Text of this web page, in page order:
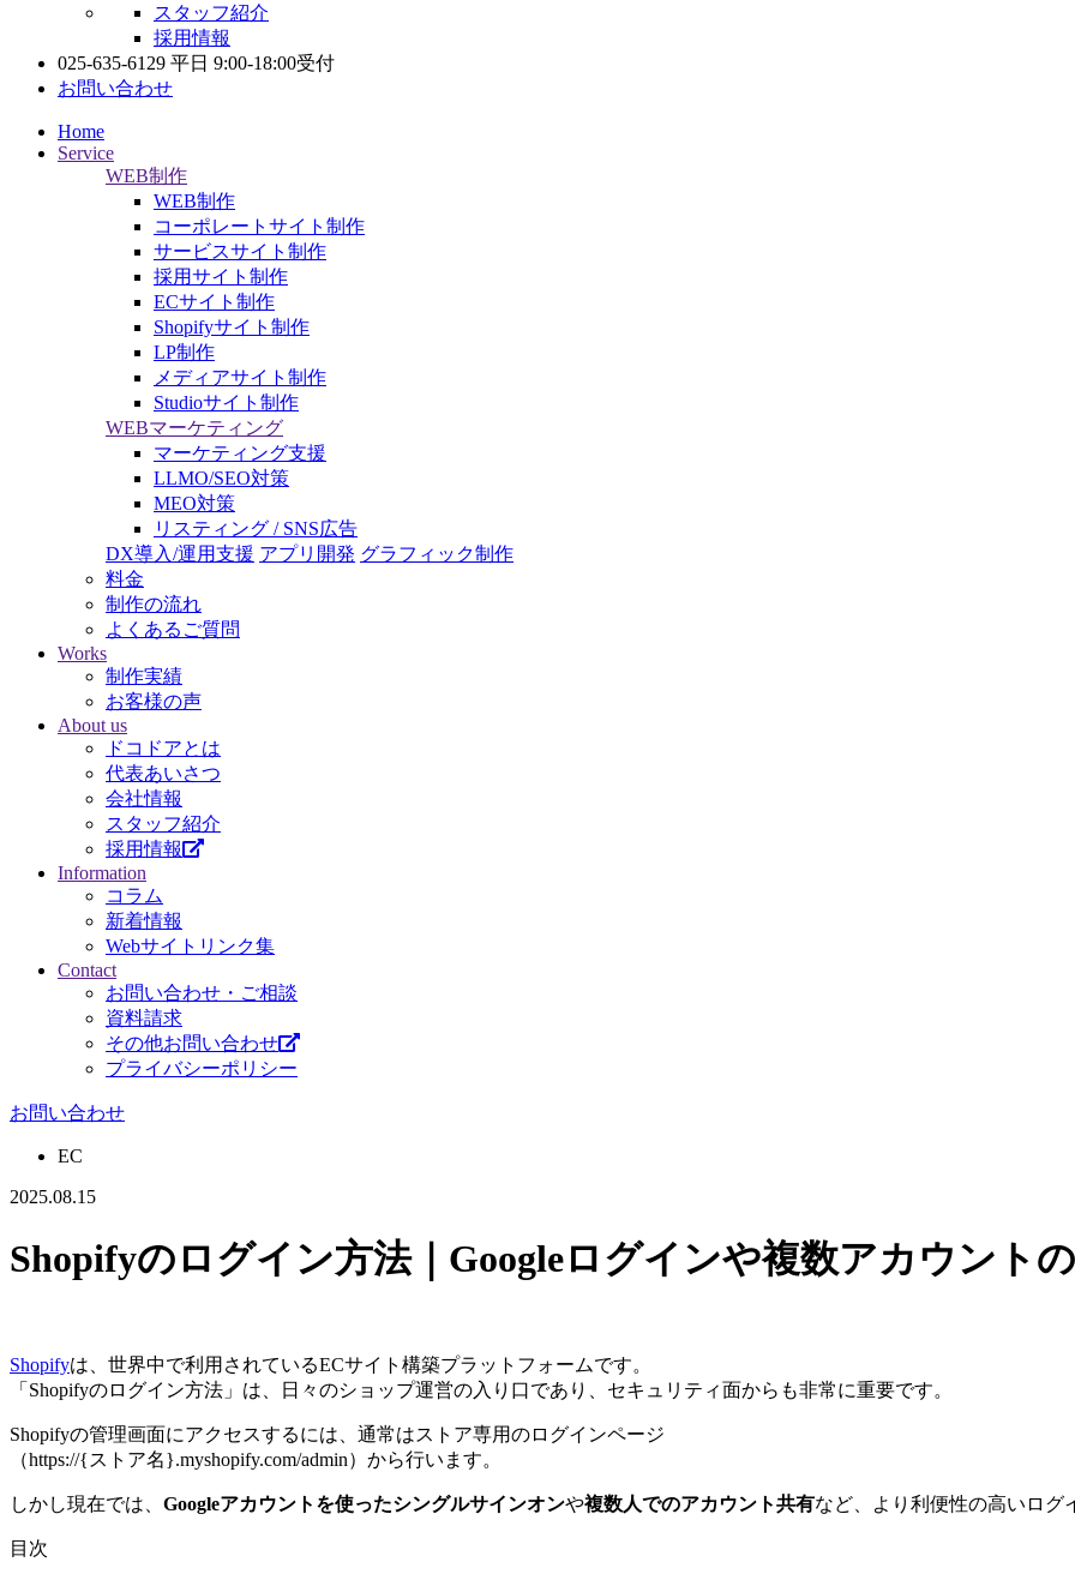
スタッフ紹介
採用情報
025-635-6129 平日 9:00-18:00受付
お問い合わせ
Home
Service
WEB制作
WEB制作
コーポレートサイト制作
サービスサイト制作
採用サイト制作
ECサイト制作
Shopifyサイト制作
LP制作
メディアサイト制作
Studioサイト制作
WEBマーケティング
マーケティング支援
LLMO/SEO対策
MEO対策
リスティング / SNS広告
DX導入/運用支援 アプリ開発 グラフィック制作
料金
制作の流れ
よくあるご質問
Works
制作実績
お客様の声
About us
ドコドアとは
代表あいさつ
会社情報
スタッフ紹介
採用情報
Information
コラム
新着情報
Webサイトリンク集
Contact
お問い合わせ・ご相談
資料請求
その他お問い合わせ
プライバシーポリシー
お問い合わせ
EC
2025.08.15
Shopifyのログイン方法｜Googleログインや複数アカウント
Shopifyは、世界中で利用されているECサイト構築プラットフォームです。
「Shopifyのログイン方法」は、日々のショップ運営の入り口であり、セキュリティ面からも非常に重要です。
Shopifyの管理画面にアクセスするには、通常はストア専用のログインページ
（https://{ストア名}.myshopify.com/admin）から行います。
しかし現在では、 Googleアカウントを使ったシングルサインオンや複数人でのアカウント共有など、より利便性の高いログ
目次